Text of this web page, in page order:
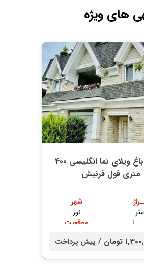
های ویژه
فروش باغ ویلای نما انگلیسی 400
متری فول فرنیش
شهر
نور
موقعیت
تومان / پیش پرداخت